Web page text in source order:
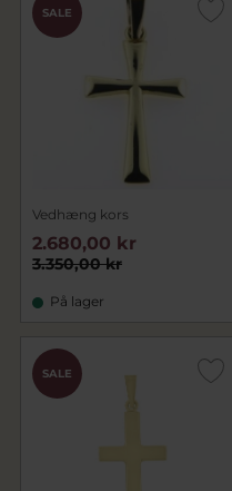
SALE
Vedhæng kors
3.350,00 kr
2.680,00 kr
På lager
SALE